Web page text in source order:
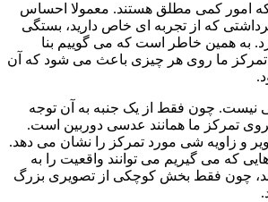
امور کمی مطلق هستند. معمولا احساس
که از تجربه ای خاص دارید، بستگی
به همین خاطر است که می گوییم بنا
تمرکز ما روی هر چیزی باعث می شود که آن
نیست. چون فقط از یک جنبه به آن توجه
تمرکز ما همانند عدسی دوربین است.
و زاویه شی مورد تمرکز را نشان می دهد.
که می گیریم می توانند واقعیت را به
چون فقط بخش کوچکی از تصویری بزرگ